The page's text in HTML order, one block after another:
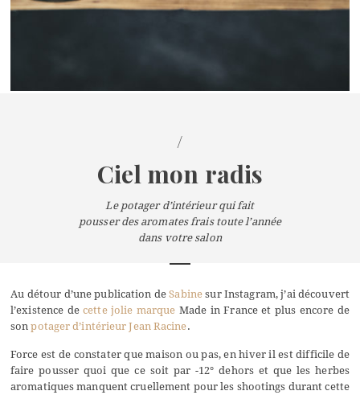
/
Ciel mon radis
Le potager d’intérieur qui fait
pousser des aromates frais toute l’année
dans votre salon
Au détour d’une publication deSabinesur Instagram, j’ai découvert
l’existence decette jolie marque Made in France et plus encore de
sonpotager d’intérieur Jean Racine.
Force est de constater que maison ou pas, en hiver il est difficile de
faire pousser quoi que ce soit par -12° dehors et que les herbes
aromatiques manquent cruellement pour les shootings durant cette